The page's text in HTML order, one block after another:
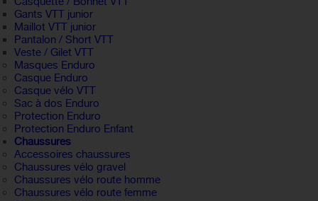
Gants VTT junior
Maillot VTT junior
Pantalon / Short VTT
Veste / Gilet VTT
Masques Enduro
Casque Enduro
Casque vélo VTT
Sac à dos Enduro
Protection Enduro
Protection Enduro Enfant
Chaussures
Accessoires chaussures
Chaussures vélo gravel
Chaussures vélo route homme
Chaussures vélo route femme